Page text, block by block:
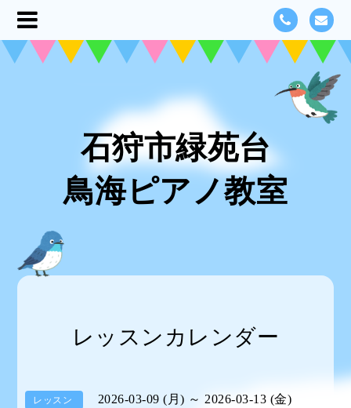
石狩市緑苑台
鳥海ピアノ教室
レッスンカレンダー
レッスン 2026-03-09 (月) ～ 2026-03-13 (金)